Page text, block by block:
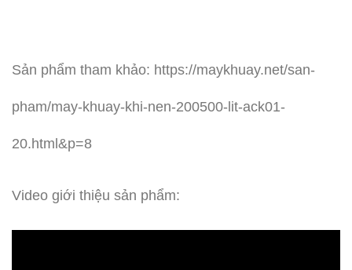
Sản phẩm tham khảo: https://maykhuay.net/san-
pham/may-khuay-khi-nen-200500-lit-ack01-
20.html&p=8
Video giới thiệu sản phẩm: